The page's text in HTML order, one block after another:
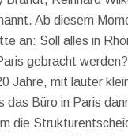
Ab diesem
an: Soll alles in
gebracht
Jahre, mit lauter
das Büro in Paris
die